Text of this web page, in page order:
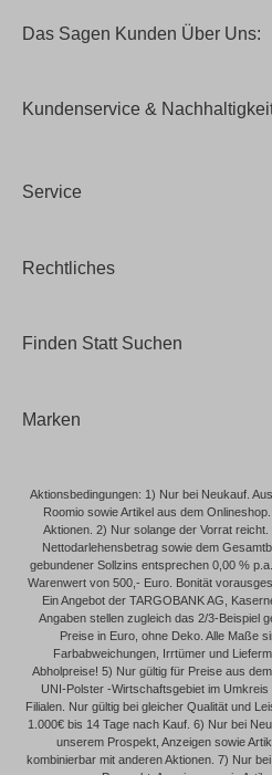
Das Sagen Kunden Über Uns:
Kundenservice &
Service
Rechtliches
Finden Statt Suchen
Marken
Aktionsbedingungen: 1) Nur bei Neukauf.
Roomio sowie Artikel aus dem
Aktionen. 2) Nur solange der Vorrat
Nettodarlehensbetrag sowie dem
gebundener Sollzins entsprechen 0,00 %
Warenwert von 500,- Euro. Bonität
Ein Angebot der TARGOBANK AG,
Angaben stellen zugleich das 2/3-Beispiel
Preise in Euro, ohne Deko. Alle Maße
Farbabweichungen, Irrtümer und
Abholpreise! 5) Nur gültig für Preise aus
UNI-Polster -Wirtschaftsgebiet im
Filialen. Nur gültig bei gleicher Qualität und
1.000€ bis 14 Tage nach Kauf. 6) Nur bei
unserem Prospekt, Anzeigen sowie
kombinierbar mit anderen Aktionen. 7) Nur